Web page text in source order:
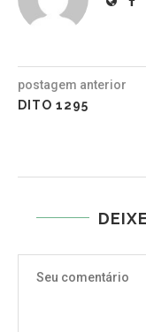
postagem anterior
DITO 1295